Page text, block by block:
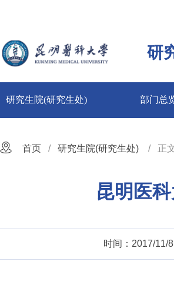
研
研究生院(研究生处) 部门总
首页 研究生院(研究生处) 正
昆明医
时间：2017/11/